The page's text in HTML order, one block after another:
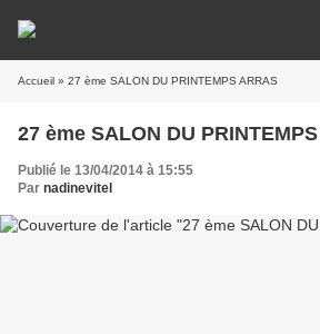
Accueil » 27 ème SALON DU PRINTEMPS ARRAS
27 ème SALON DU
Publié le 13/04/2014 à 15:55
Par nadinevitel